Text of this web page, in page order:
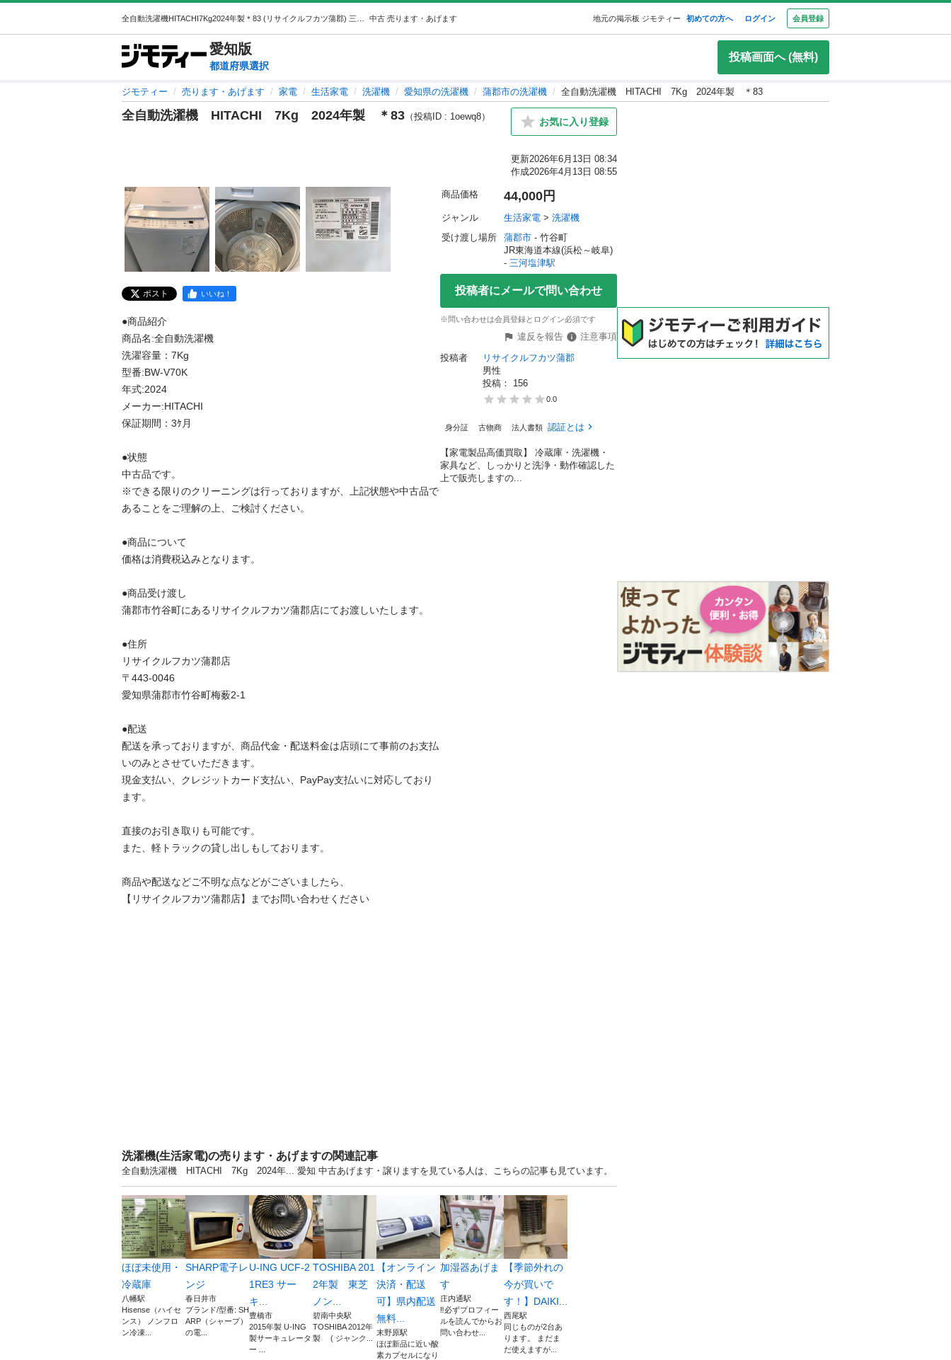
中古 売ります・あげます 地元の掲示板 ジモティー 初めての方へ ログイン 会員登録
愛知版
都道府県選択
投稿画面へ (無料)
ジモティー 売ります・あげます 家電 生活家電 洗濯機 愛知県の洗濯機 蒲郡市の洗濯機 全自動洗濯機 HITACHI 7Kg 2024年製 ＊83
全自動洗濯機 HITACHI 7Kg 2024年製 ＊83 （投稿ID : 1oewq8） お気に入り登録
更新2026年6月13日 08:34
作成2026年4月13日 08:55
ポスト いいね！
●商品紹介
商品名:全自動洗濯機
洗濯容量：7Kg
型番:BW-V70K
年式:2024
メーカー:HITACHI
保証期間：3ｹ月
●状態
中古品です。
※できる限りのクリーニングは行っておりますが、上記状態や中古品で
あることをご理解の上、ご検討ください。
●商品について
価格は消費税込みとなります。
●商品受け渡し
蒲郡市竹谷町にあるリサイクルフカツ蒲郡店にてお渡しいたします。
●住所
リサイクルフカツ蒲郡店
〒443-0046
愛知県蒲郡市竹谷町梅薮2-1
●配送
配送を承っておりますが、商品代金・配送料金は店頭にて事前のお支払
いのみとさせていただきます。
現金支払い、クレジットカード支払い、PayPay支払いに対応しており
ます。
直接のお引き取りも可能です。
また、軽トラックの貸し出しもしております。
商品や配送などご不明な点などがございましたら、
【リサイクルフカツ蒲郡店】までお問い合わせください
商品価格 44,000円
ジャンル 生活家電 > 洗濯機
受け渡し場所
蒲郡市 - 竹谷町
JR東海道本線(浜松～岐阜)
- 三河塩津駅
投稿者にメールで問い合わせ
※問い合わせは会員登録とログイン必須です
違反を報告
注意事項
投稿者
リサイクルフカツ蒲郡
男性
投稿： 156
0.0
身分証 古物商 法人書類 認証とは
【家電製品高価買取】 冷蔵庫・洗濯機・
家具など、しっかりと洗浄・動作確認した
上で販売しますの...
洗濯機(生活家電)の売ります・あげますの関連記事
全自動洗濯機 HITACHI 7Kg 2024年... 愛知 中古あげます・譲りますを見ている人は、こちらの記事も見ています。
ほぼ未使用・
冷蔵庫
八幡駅
Hisense（ハイセ
ンス） ノンフロ
ン冷凍...
SHARP電子レ
ンジ
春日井市
ブランド/型番: SH
ARP（シャープ）
の電...
U‑ING UCF‑2
1RE3 サー
キ...
豊橋市
2015年製 U‑ING
製サーキュレータ
ー ...
TOSHIBA 201
2年製 東芝
ノン...
碧南中央駅
TOSHIBA 2012年
製 ( ジャンク...
【オンライン
決済・配送
可】県内配送
無料...
末野原駅
ほぼ新品に近い酸
素カプセルになり
加湿器あげま
す
庄内通駅
‼️必ずプロフィー
ルを読んでからお
問い合わせ...
【季節外れの
今が買いで
す！】DAIKI...
西尾駅
同じものが2台あ
ります。 まだま
だ使えますが...